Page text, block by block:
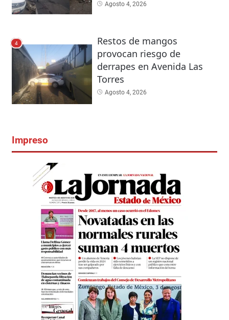
Agosto 4, 2026
4
Restos de mangos
provocan riesgo de
derrapes en Avenida Las
Torres
Agosto 4, 2026
Impreso